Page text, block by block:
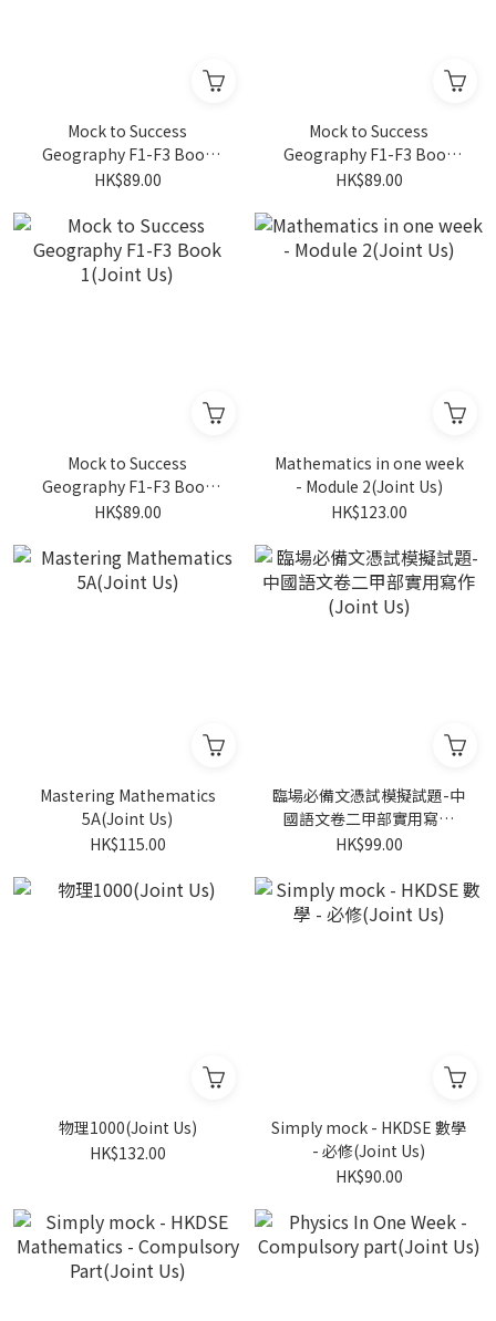
Mock to Success
Geography F1-F3 Book
3(Joint Us)
HK$89.00
Mock to Success
Geography F1-F3 Book
2(Joint Us)
HK$89.00
Mock to Success
Geography F1-F3 Book
1(Joint Us)
HK$89.00
Mathematics in one week
- Module 2(Joint Us)
HK$123.00
Mastering Mathematics
5A(Joint Us)
HK$115.00
臨場必備文憑試模擬試題-中
國語文卷二甲部實用寫作
(Joint Us)
HK$99.00
物理1000(Joint Us)
HK$132.00
Simply mock - HKDSE 數學
- 必修(Joint Us)
HK$90.00